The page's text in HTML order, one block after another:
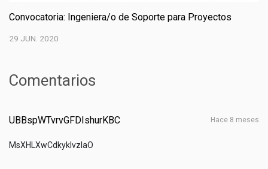
Convocatoria: Ingeniera/o de Soporte para Proyectos
29 JUN. 2020
Comentarios
hace 8 meses
UBBspWTvrvGFDIshurKBC
MsXHLXwCdkyklvzIaO